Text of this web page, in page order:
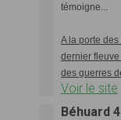
témoigne...
A la porte
dernier
des guerres
Voir le site
Béhuard